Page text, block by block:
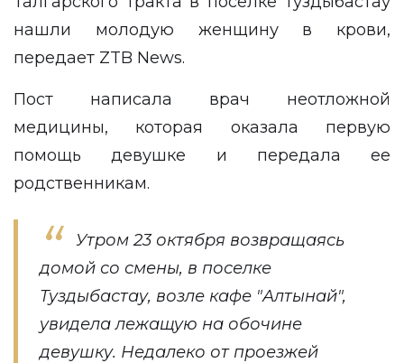
нашли молодую женщину в крови,
передает ZTB News.
Пост написала врач неотложной
медицины, которая оказала первую
помощь девушке и передала ее
родственникам.
Утром 23 октября возвращаясь
домой со смены, в поселке
Туздыбастау, возле кафе "Алтынай",
увидела лежащую на обочине
девушку. Недалеко от проезжей